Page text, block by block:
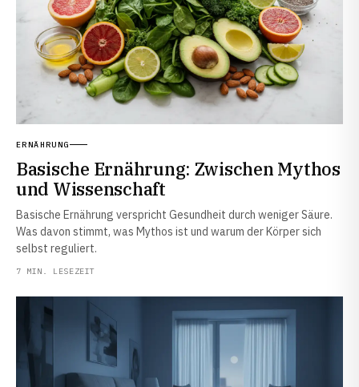
ERNÄHRUNG
Basische Ernährung: Zwischen Mythos
und Wissenschaft
Basische Ernährung verspricht Gesundheit durch weniger Säure.
Was davon stimmt, was Mythos ist und warum der Körper sich
selbst reguliert.
7 MIN. LESEZEIT